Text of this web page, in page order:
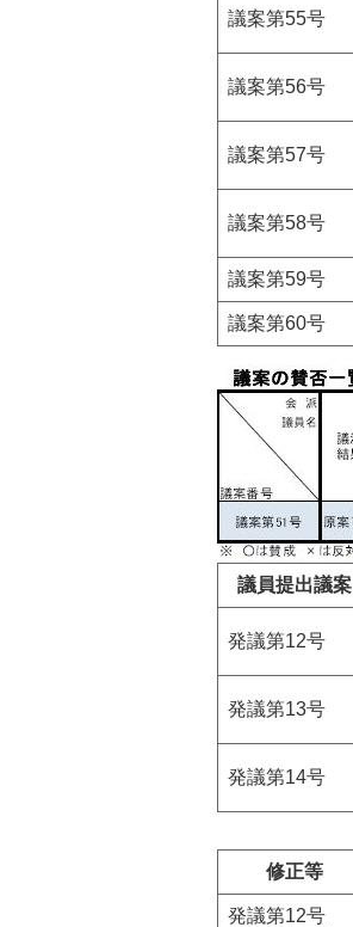
議案第55号
議案第56号
議案第57号
議案第58号
議案第59号
議案第60号
議員提出議案
発議第12号
発議第13号
発議第14号
修正等
発議第12号